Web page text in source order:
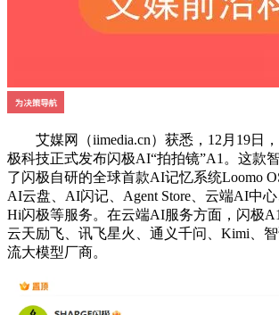
艾媒网（iimedia.cn）获悉，12月19日
极科技正式发布闪极AI“拍拍镜”A1。这款
了闪极自研的全球首款AI记忆系统Loomo
AI云盘、AI闪记、Agent Store、云端AI中心
Hi闪极等服务。在云端AI服务方面，闪极
云天励飞、讯飞星火、通义千问、Kimi、
流大模型厂商。